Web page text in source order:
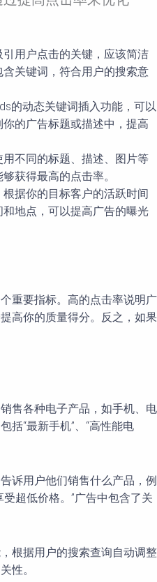
用户点击的关键，应该简洁
关键词，符合用户的搜索意
的动态关键词插入功能，可以
的广告标题或描述中，提高
不同的标题、描述、图片等
获得最高的点击率。
据你的目标客户的活跃时间
地点，可以提高广告的曝光
重要指标。高的点击率说明广
高你的质量得分。反之，如果
售各种电子产品，如手机、电
括“最新手机”、“高性能电
诉用户他们销售什么产品，例
超低价格。”广告中包含了关
根据用户的搜索查询自动调整
性。